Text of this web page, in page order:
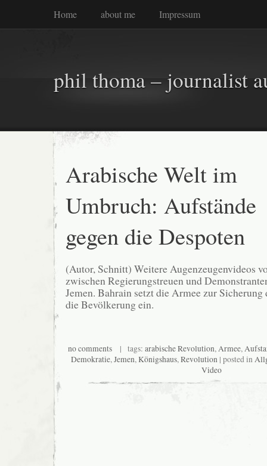
Home about me Impressum
phil thoma – journalist
Arabische Welt im
Umbruch: Aufstände
gegen die Despoten
(Autor, Schnitt) Weitere Augenzeugenvideos
zwischen Regierungstreuen und
Jemen. Bahrain setzt die Armee zur Sicherung
die Bevölkerung ein.
no comments | tags: arabische Revolution, Armee,
Demokratie, Jemen, Königshaus, Revolution | posted in
Video